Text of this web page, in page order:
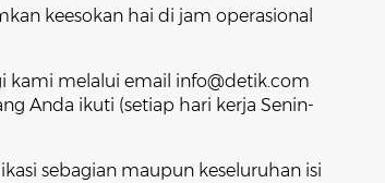
keesokan hai di jam operasional
kami melalui email info@detik.com
Anda ikuti (setiap hari kerja Senin-
sebagian maupun keseluruhan isi